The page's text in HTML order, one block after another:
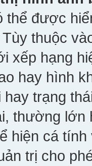
thể được
thuộc
xếp hạng
hay hình
hay trạng
thường
hiện cá
trị cho